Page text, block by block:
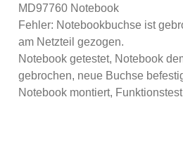
MD97760 Notebook
Fehler: Notebookbuchse ist
am Netzteil gezogen.
Notebook getestet, Notebook
gebrochen, neue Buchse
Notebook montiert,